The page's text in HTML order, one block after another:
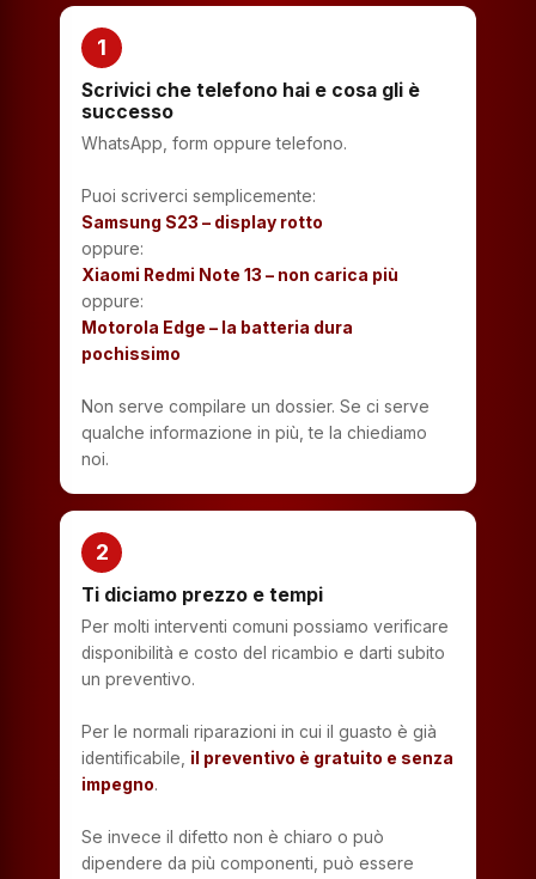
1
Scrivici che telefono hai e cosa gli è
successo
WhatsApp, form oppure telefono.
Puoi scriverci semplicemente:
Samsung S23 – display rotto
oppure:
Xiaomi Redmi Note 13 – non carica più
oppure:
Motorola Edge – la batteria dura
pochissimo
Non serve compilare un dossier. Se ci serve
qualche informazione in più, te la chiediamo
noi.
2
Ti diciamo prezzo e tempi
Per molti interventi comuni possiamo verificare
disponibilità e costo del ricambio e darti subito
un preventivo.
Per le normali riparazioni in cui il guasto è già
identificabile, il preventivo è gratuito e senza
impegno.
Se invece il difetto non è chiaro o può
dipendere da più componenti, può essere